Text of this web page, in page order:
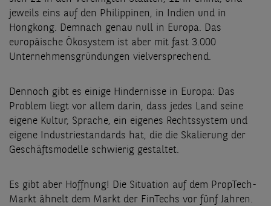
jeweils eins auf den Philippinen, in Indien und in
Hongkong. Demnach genau null in Europa. Das
europäische Ökosystem ist aber mit fast 3.000
Unternehmensgründungen vielversprechend.
Dennoch gibt es einige Hindernisse in Europa: Das
Problem liegt vor allem darin, dass jedes Land seine
eigene Kultur, Sprache, ein eigenes Rechtssystem und
eigene Industriestandards hat, die die Skalierung der
Geschäftsmodelle schwierig gestaltet.
Es gibt aber Hoffnung! Die Situation auf dem PropTech-
Markt ähnelt dem Markt der FinTechs vor fünf Jahren.